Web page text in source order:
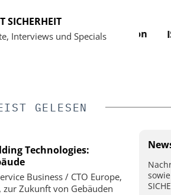
SICHERHEIT
Interviews und Specials
2026 - Leitmesse für
kritische Kommunikation
GELESEN
Technologies:
Business / CTO Europe,
zur Zukunft von Gebäuden